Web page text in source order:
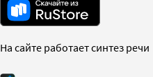
На сайте работает синтез речи